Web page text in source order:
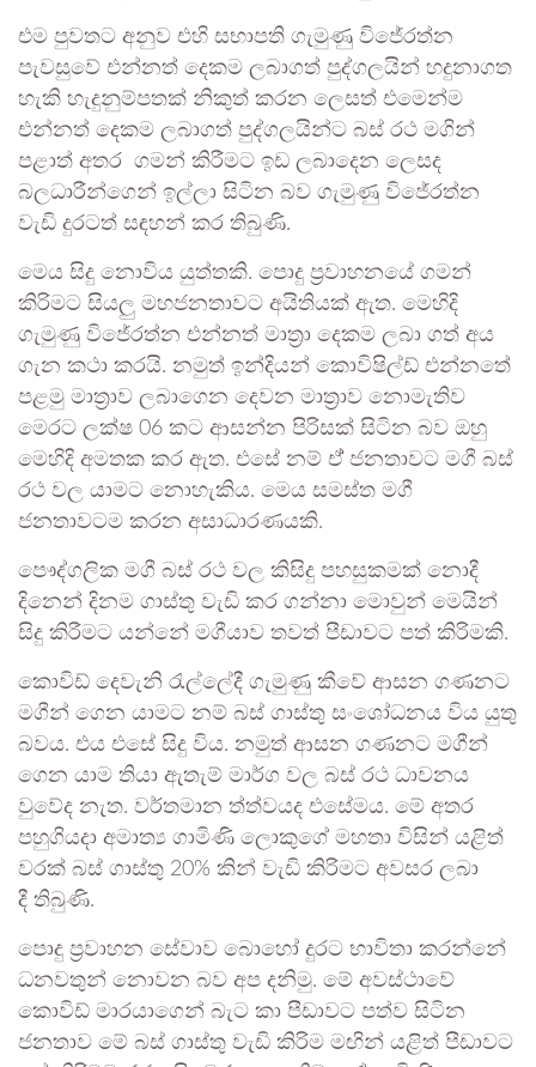
එම පුවතට අනුව එහි සභාපති ගැමුණු විජේරත්න
පැවසුවේ එන්නත් දෙකම ලබාගත් පුද්ගලයින් හදුනාගත
හැකි හැදුනුම්පතක් නිකුත් කරන ලෙසත් එමෙන්ම
එන්නත් දෙකම ලබාගත් පුද්ගලයින්ට බස් රථ මගින්
පළාත් අතර ගමන් කිරීමට ඉඩ ලබාදෙන ලෙසද
බලධාරීන්ගෙන් ඉල්ලා සිටින බව ගැමුණු විජේරත්න
වැඩි දුරටත් සඳහන් කර තිබුණි.
මෙය සිදු නොවිය යුත්තකි. පොදු ප්‍රවාහනයේ ගමන්
කිරිමට සියලු මහජනතාවට අයිතියක් ඇත. මෙහිදි
ගැමුණු විජේරත්න එන්නත් මාත්‍රා දෙකම ලබා ගත් අය
ගැන කථා කරයි. නමුත් ඉන්දියන් කොවිෂිල්ඩ් එන්නතේ
පළමු මාත්‍රාව ලබාගෙන දෙවන මාත්‍රාව නොමැතිව
මෙරට ලක්ෂ 06 කට ආසන්න පිරිසක් සිටින බව ඔහු
මෙහිදි අමතක කර ඇත. එසේ නම් ඒ් ජනතාවට මගී බස්
රථ වල යාමට නොහැකිය. මෙය සමස්ත මගී
ජනතාවටම කරන අසාධාරණයකි.
පෞද්ගලික මගී බස් රථ වල කිසිදු පහසුකමක් නොදී
දිනෙන් දිනම ගාස්තු වැඩි කර ගන්නා මොවුන් මෙයින්
සිදු කිරීමට යන්නේ මගීයාව තවත් පීඩාවට පත් කිරිමකි.
කොවිඩ් දෙවැනි රැල්ලේදී ගැමුණු කීවේ ආසන ගණනට
මගීන් ගෙන යාමට නම් බස් ගාස්තු සංශෝධනය විය යුතු
බවය. එය එසේ සිදු විය. නමුත් ආසන ගණනට මගීන්
ගෙන යාම තියා ඇතැම් මාර්ග වල බස් රථ ධාවනය
වුවේද නැත. වර්තමාන ත්ත්වයද එසේමය. මේ අතර
පහුගියදා අමාත්‍ය ගාමිණි ලොකුගේ මහතා විසින් යළිත්
වරක් බස් ගාස්තු 20% කින් වැඩි කිරිමට අවසර ලබා
දී තිබුණි.
පොදු ප්‍රවාහන සේවාව බොහෝ දුරට භාවිතා කරන්නේ
ධනවතුන් නොවන බව අප දනිමු. මේ අවස්ථාවේ
කොවිඩ් මාරයාගෙන් බැට කා පීඩාවට පත්ව සිටින
ජනතාව මේ බස් ගාස්තු වැඩි කිරිම මඟින් යළිත් පීඩාවට